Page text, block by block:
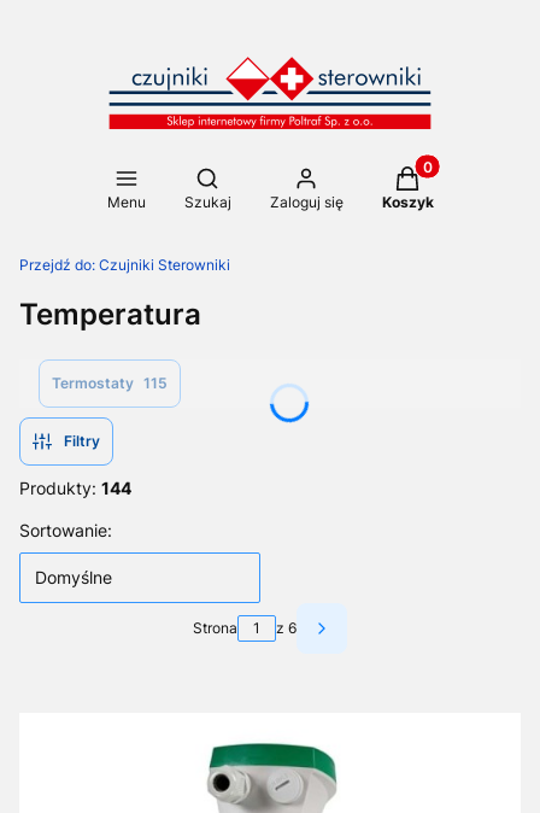
Menu
Otwórz wyszukiwarkę
Szukaj Zaloguj się
Produkty w
Koszyk
Przejdź do: Czujniki Sterowniki
Temperatura
Termostaty 115
Filtry
Produkty: 144
Lista produktów
Sortowanie:
Domyślne
Strona z 6 Następne produkty